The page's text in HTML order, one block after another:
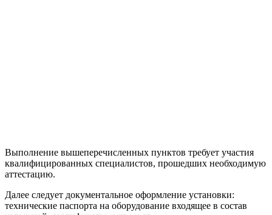
Выполнение вышеперечисленных пунктов требует участия
квалифицированных специалистов, прошедших необходимую
аттестацию.
Далее следует документальное оформление установки:
технические паспорта на оборудование входящее в состав